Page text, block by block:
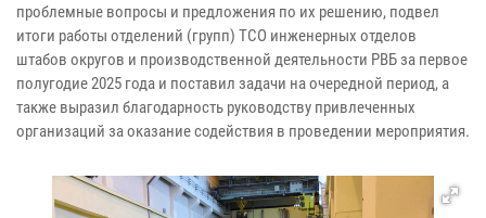
проблемные вопросы и предложения по их решению, подвел
итоги работы отделений (групп) ТСО инженерных отделов
штабов округов и производственной деятельности РВБ за первое
полугодие 2025 года и поставил задачи на очередной период, а
также выразил благодарность руководству привлеченных
организаций за оказание содействия в проведении мероприятия.